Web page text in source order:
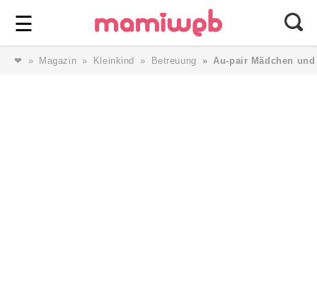
☰ ⎯ Wir lieben Familie ⎯
❤ Magazin Kleinkind Betreuung Au-pair Mädchen